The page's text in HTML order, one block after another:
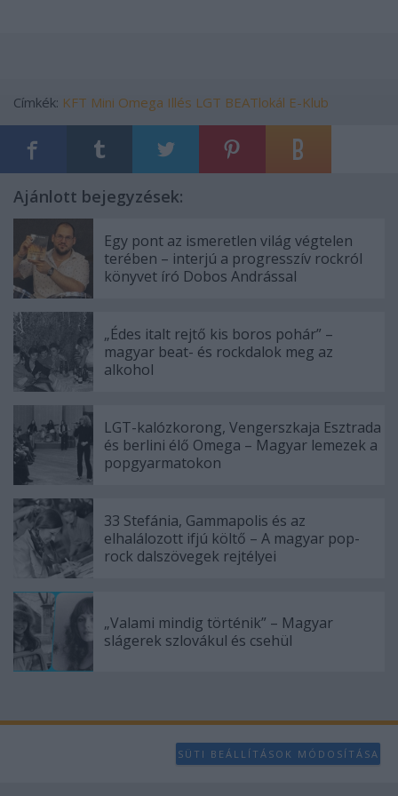
Címkék: KFT Mini Omega Illés LGT BEATlokál E-Klub
Ajánlott bejegyzések:
Egy pont az ismeretlen világ végtelen
terében – interjú a progresszív rockról
könyvet író Dobos Andrással
„Édes italt rejtő kis boros pohár” –
magyar beat- és rockdalok meg az
alkohol
LGT-kalózkorong, Vengerszkaja Esztrada
és berlini élő Omega – Magyar lemezek a
popgyarmatokon
33 Stefánia, Gammapolis és az
elhalálozott ifjú költő – A magyar pop-
rock dalszövegek rejtélyei
„Valami mindig történik” – Magyar
slágerek szlovákul és csehül
SÜTI BEÁLLÍTÁSOK MÓDOSÍTÁSA